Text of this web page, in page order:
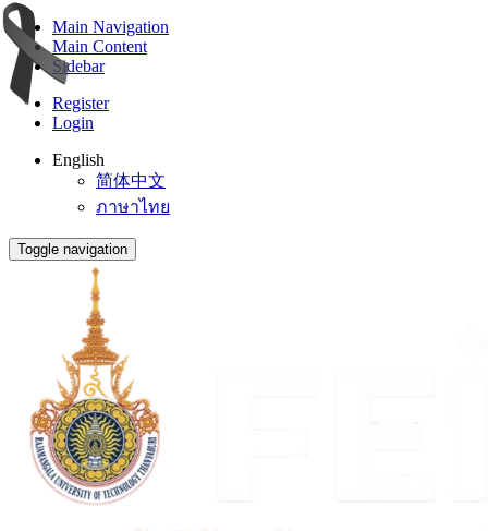
Main Navigation
Main Content
Sidebar
Register
Login
English
简体中文
ภาษาไทย
Toggle navigation